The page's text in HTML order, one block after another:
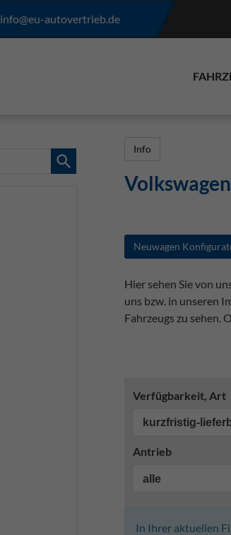
info@eu-autovertrieb.de
Info
Neuwagen
Hier sehen Sie von
uns bzw. in unseren
Fahrzeugs zu sehen.
Verfügbarkeit, Art
Antrieb
In Ihrer aktuellen